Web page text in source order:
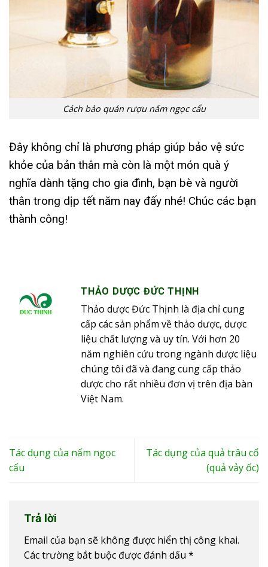
Cách bảo quản rượu nấm ngọc cẩu
Đây không chỉ là phương pháp giúp bảo vệ sức
khỏe của bản thân mà còn là một món quà ý
nghĩa dành tặng cho gia đình, bạn bè và người
thân trong dịp tết năm nay đấy nhé! Chúc các bạn
thành công!
THẢO DƯỢC ĐỨC THỊNH
Thảo dược Đức Thịnh là địa chỉ cung
cấp các sản phẩm về thảo dược, dược
liệu chất lượng và uy tín. Với hơn 20
năm nghiên cứu trong ngành dược liệu
chúng tôi đã và đang cung cấp thảo
dược cho rất nhiều đơn vị trên địa bàn
Việt Nam.
Tác dụng của nấm ngọc
cẩu
Tác dụng của quả trâu cổ
(quả vảy ốc)
Trả lời
Email của bạn sẽ không được hiển thị công khai.
Các trường bắt buộc được đánh dấu *